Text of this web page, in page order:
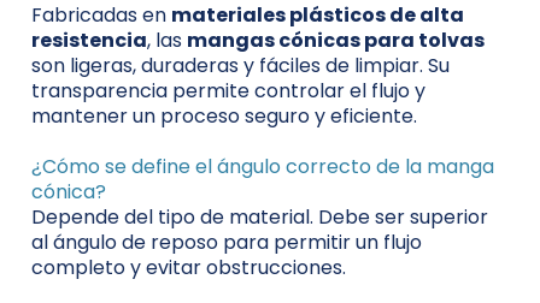
Fabricadas en materiales plásticos de alta
resistencia, las mangas cónicas para tolvas
son ligeras, duraderas y fáciles de limpiar. Su
transparencia permite controlar el flujo y
mantener un proceso seguro y eficiente.
¿Cómo se define el ángulo correcto de la manga
cónica?
Depende del tipo de material. Debe ser superior
al ángulo de reposo para permitir un flujo
completo y evitar obstrucciones.